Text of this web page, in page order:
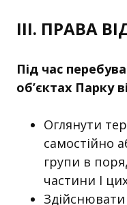
ІІІ. ПРАВА
Під час
об’єктах Парку
Оглянути
самостійно
групи в
частини I
Здійснювати